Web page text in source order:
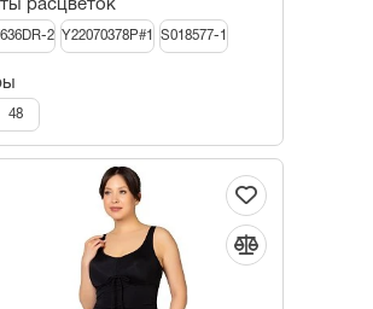
расцветок
2 Y22070378P#1 S018577-1
48